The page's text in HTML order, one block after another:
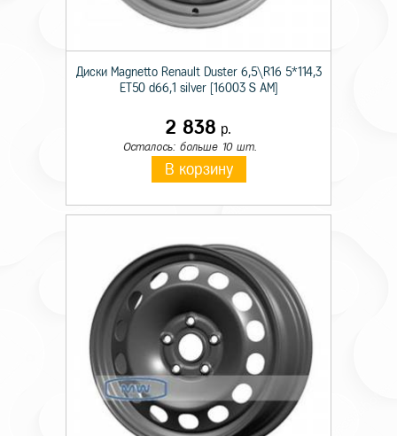
Диски Magnetto Renault Duster 6,5\R16 5*114,3
ET50 d66,1 silver [16003 S AM]
2 838 р.
Осталось: больше 10 шт.
В корзину